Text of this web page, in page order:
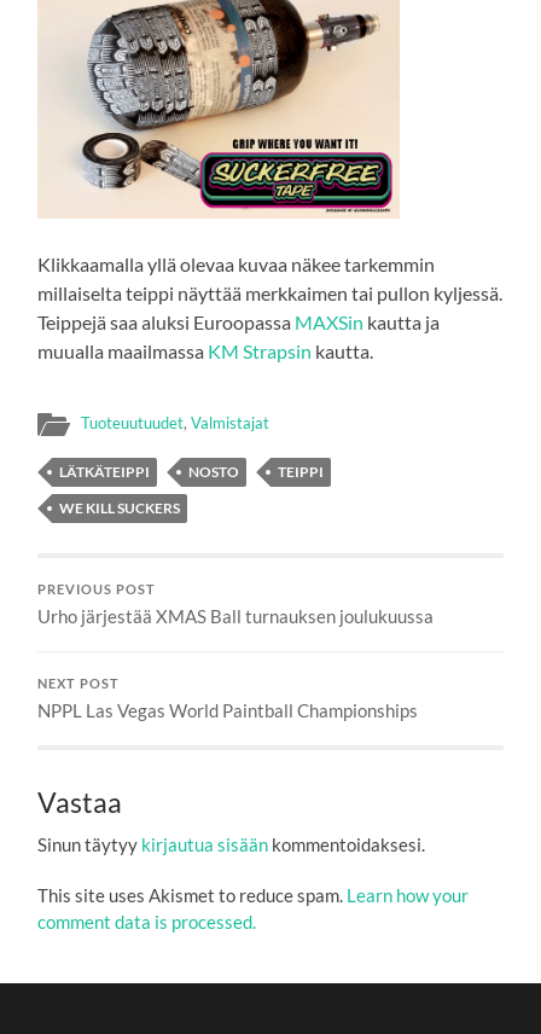
Klikkaamalla yllä olevaa kuvaa näkee tarkemmin
millaiselta teippi näyttää merkkaimen tai pullon kyljessä.
Teippejä saa aluksi Euroopassa MAXSin kautta ja
muualla maailmassa KM Strapsin kautta.
Tuoteuutuudet,Valmistajat
LÄTKÄTEIPPI NOSTO
TEIPPI
WE KILL SUCKERS
PREVIOUS POST
Urho järjestää XMAS Ball turnauksen joulukuussa
NEXT POST
NPPL Las Vegas World Paintball Championships
Vastaa
Sinun täytyy kirjautua sisään kommentoidaksesi.
This site uses Akismet to reduce spam. Learn how your
comment data is processed.